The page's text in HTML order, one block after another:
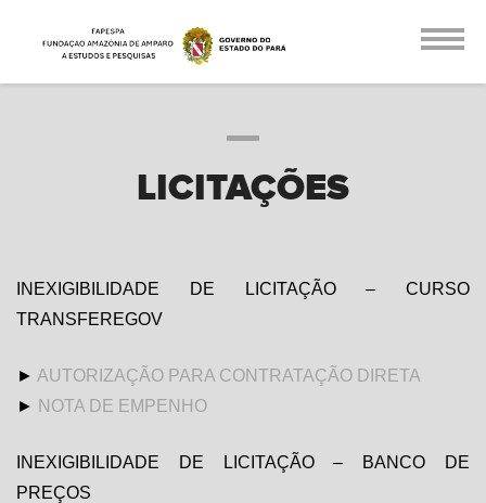
LICITAÇÕES
INEXIGIBILIDADE DE LICITAÇÃO – CURSO
TRANSFEREGOV
► AUTORIZAÇÃO PARA CONTRATAÇÃO DIRETA
► NOTA DE EMPENHO
INEXIGIBILIDADE DE LICITAÇÃO – BANCO DE
PREÇOS